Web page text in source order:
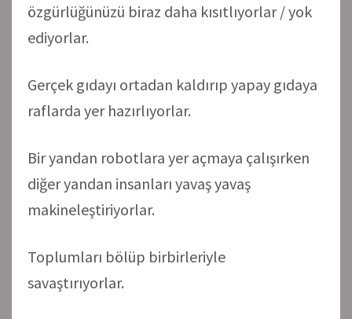
özgürlüğünüzü biraz daha kısıtlıyorlar / yok
ediyorlar.
Gerçek gıdayı ortadan kaldırıp yapay gıdaya
raflarda yer hazırlıyorlar.
Bir yandan robotlara yer açmaya çalışırken
diğer yandan insanları yavaş yavaş
makineleştiriyorlar.
Toplumları bölüp birbirleriyle
savaştırıyorlar.